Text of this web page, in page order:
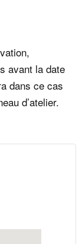
avant la date
dans ce cas
d’atelier.